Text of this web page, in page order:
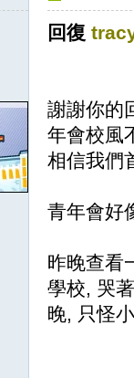
回復
謝謝你的
年會校風
相信我們
青年會好
昨晚查看
學校, 哭
晚, 只怪